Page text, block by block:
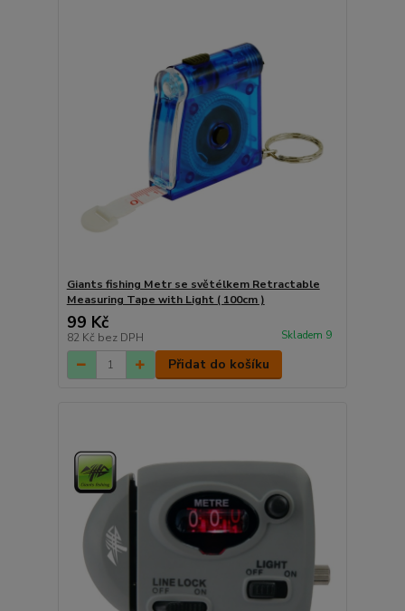
Giants fishing Metr se světélkem Retractable
Measuring Tape with Light ( 100cm )
99 Kč
82 Kč bez DPH Skladem 9
Přidat do košíku